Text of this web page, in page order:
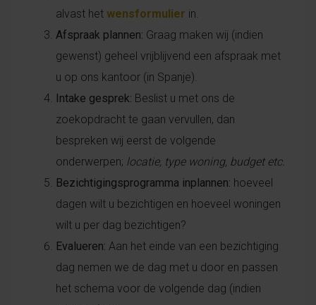
alvast het wensformulier in.
Afspraak plannen: Graag maken wij (indien
gewenst) geheel vrijblijvend een afspraak met
u op ons kantoor (in Spanje).
Intake gesprek: Beslist u met ons de
zoekopdracht te gaan vervullen, dan
bespreken wij eerst de volgende
onderwerpen; locatie, type woning, budget etc.
Bezichtigingsprogramma inplannen: hoeveel
dagen wilt u bezichtigen en hoeveel woningen
wilt u per dag bezichtigen?
Evalueren: Aan het einde van een bezichtiging
dag nemen we de dag met u door en passen
het schema voor de volgende dag (indien